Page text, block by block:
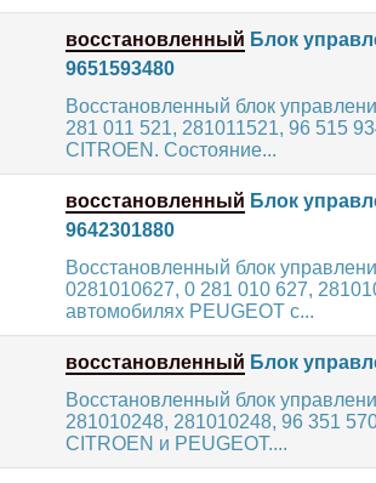
восстановленный Блок
9651593480
Восстановленный блок
281 011 521, 281011521, 96 515
CITROEN. Состояние...
восстановленный Блок
9642301880
Восстановленный блок
0281010627, 0 281 010 627,
автомобилях PEUGEOT с...
восстановленный Блок
Восстановленный блок
281010248, 281010248, 96 351
CITROEN и PEUGEOT....